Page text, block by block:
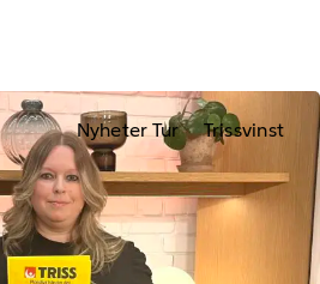
Nyheter Tur Trissvinst